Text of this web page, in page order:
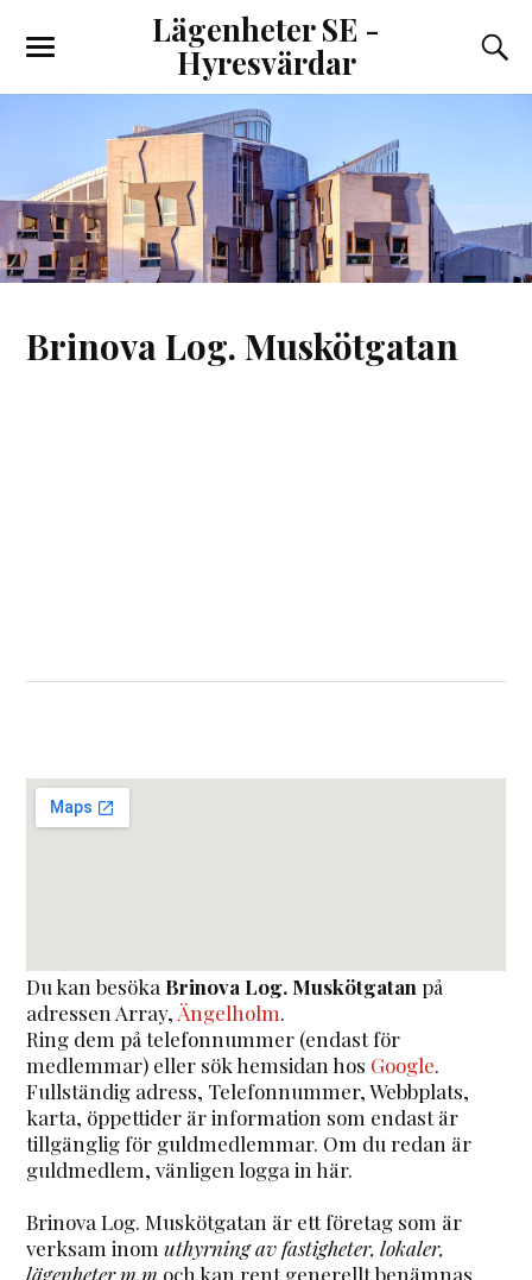
Lägenheter SE -
Hyresvärdar
Brinova Log. Muskötgatan
Du kan besöka Brinova Log. Muskötgatan på
adressen Array, Ängelholm.
Ring dem på telefonnummer (endast för
medlemmar) eller sök hemsidan hos Google.
Fullständig adress, Telefonnummer, Webbplats,
karta, öppettider är information som endast är
tillgänglig för guldmedlemmar. Om du redan är
guldmedlem, vänligen logga in här.
Brinova Log. Muskötgatan är ett företag som är
verksam inomuthyrning av fastigheter, lokaler,
lägenheter m.m och kan rent generellt benämnas